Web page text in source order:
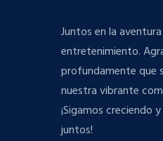
Juntos en la
entretenimiento.
profundamente que
nuestra vibrante
¡Sigamos creciendo
juntos!